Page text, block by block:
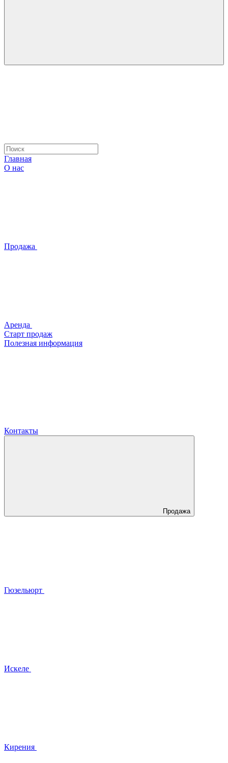
Главная
О нас
Продажа
Аренда
Старт продаж
Полезная информация
Контакты
Продажа
Гюзельюрт
Искеле
Кирения